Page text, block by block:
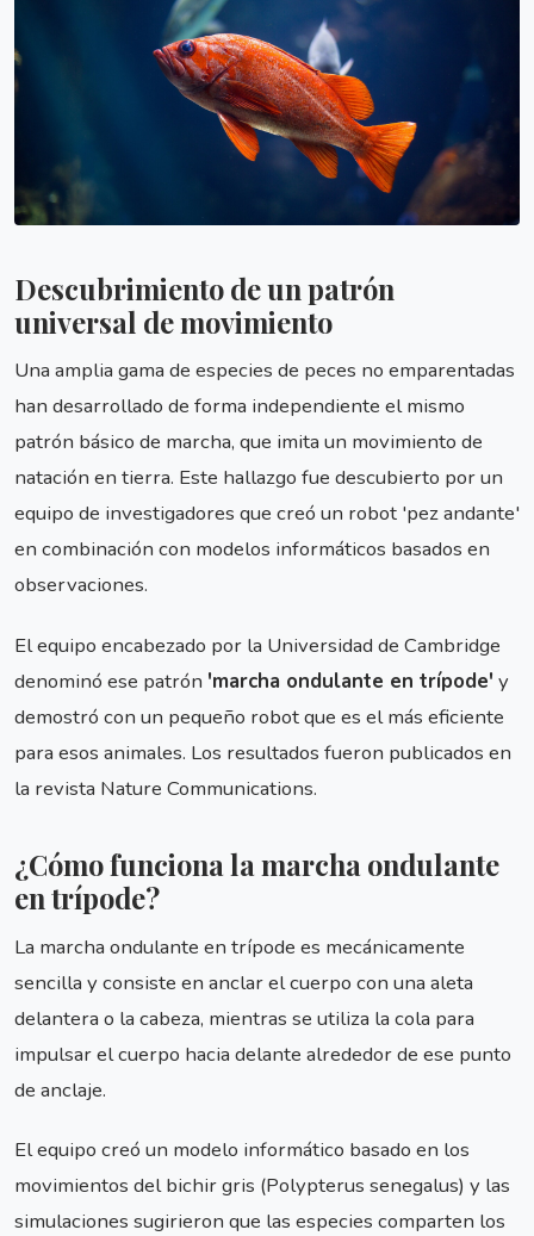
Descubrimiento de un patrón
universal de movimiento
Una amplia gama de especies de peces no emparentadas
han desarrollado de forma independiente el mismo
patrón básico de marcha, que imita un movimiento de
natación en tierra. Este hallazgo fue descubierto por un
equipo de investigadores que creó un robot 'pez andante'
en combinación con modelos informáticos basados en
observaciones.
El equipo encabezado por la Universidad de Cambridge
denominó ese patrón 'marcha ondulante en trípode' y
demostró con un pequeño robot que es el más eficiente
para esos animales. Los resultados fueron publicados en
la revista Nature Communications.
¿Cómo funciona la marcha ondulante
en trípode?
La marcha ondulante en trípode es mecánicamente
sencilla y consiste en anclar el cuerpo con una aleta
delantera o la cabeza, mientras se utiliza la cola para
impulsar el cuerpo hacia delante alrededor de ese punto
de anclaje.
El equipo creó un modelo informático basado en los
movimientos del bichir gris (Polypterus senegalus) y las
simulaciones sugirieron que las especies comparten los